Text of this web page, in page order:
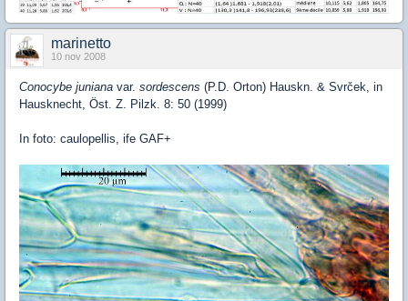
marinetto
10 nov 2008
Conocybe juniana var. sordescens (P.D. Orton) Hauskn. & Svrček, in
Hausknecht, Öst. Z. Pilzk. 8: 50 (1999)
In foto: caulopellis, ife GAF+